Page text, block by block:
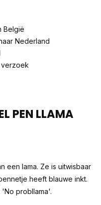
België
Nederland
PEN LLAMA
een lama. Ze is uitwisbaar
heeft blauwe inkt.
probllama'.